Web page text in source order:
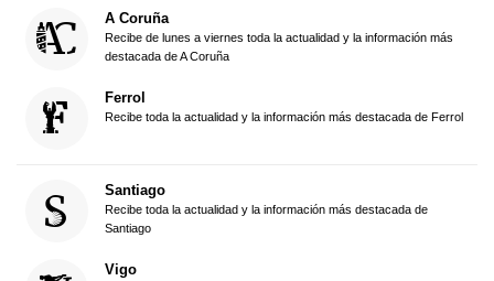
A Coruña
Recibe de lunes a viernes toda la actualidad y la información más
destacada de A Coruña
Ferrol
Recibe toda la actualidad y la información más destacada de Ferrol
Santiago
Recibe toda la actualidad y la información más destacada de
Santiago
Vigo